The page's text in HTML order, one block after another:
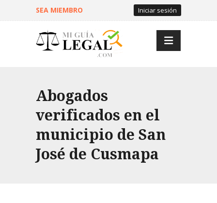
SEA MIEMBRO Iniciar sesión
Abogados
verificados en el
municipio de San
José de Cusmapa